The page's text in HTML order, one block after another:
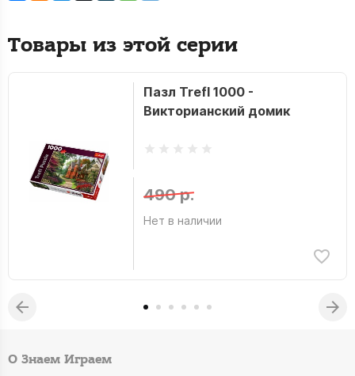
Товары из этой серии
Пазл Trefl 1000 -
Викторианский домик
490 р.
Нет в наличии
О Знаем Играем